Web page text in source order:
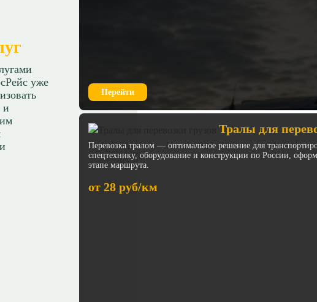
уже
и
Перейти
Тралы для
Перевозка тралом — оптимальное решение для
спецтехнику, оборудование и конструкции по России,
этапе маршрута.
от 28 руб/км